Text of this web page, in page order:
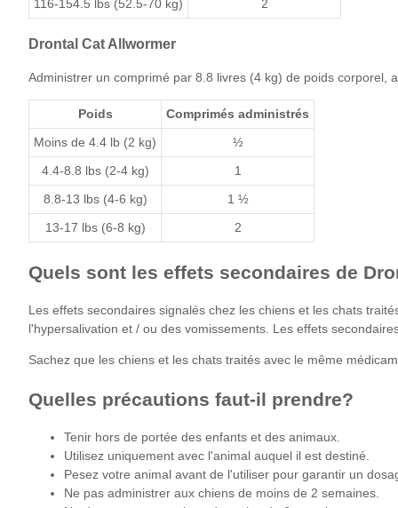
116-154.5 lbs (52.5-70 kg)
2
Drontal Cat Allwormer
Administrer un comprimé par 8.8 livres (4 kg) de poids corporel,
Poids
Comprimés administrés
Moins de 4.4 lb (2 kg)
½
4.4-8.8 lbs (2-4 kg)
1
8.8-13 lbs (4-6 kg)
1 ½
13-17 lbs (6-8 kg)
2
Quels sont les effets secondaires de
Les effets secondaires signalés chez les chiens et les chats
l'hypersalivation et / ou des vomissements. Les effets
Sachez que les chiens et les chats traités avec le même
Quelles précautions faut-il prendre?
Tenir hors de portée des enfants et des animaux.
Utilisez uniquement avec l'animal auquel il est destiné.
Pesez votre animal avant de l'utiliser pour garantir un
Ne pas administrer aux chiens de moins de 2 semaines.